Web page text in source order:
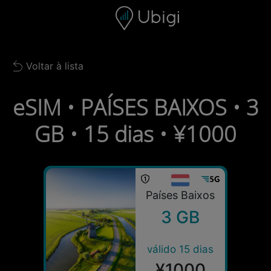
Barra de navegação
Back to list
Voltar à lista
eSIM • PAÍSES BAIXOS • 3
GB • 15 dias • ¥1000
Países Baixos
3 GB
válido 15 dias